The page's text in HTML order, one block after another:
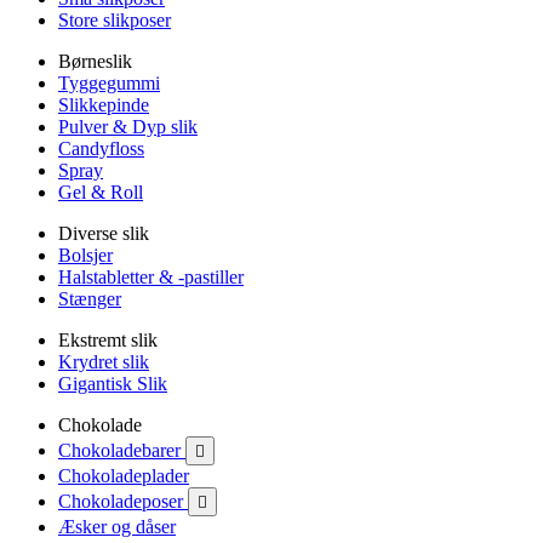
Store slikposer
Børneslik
Tyggegummi
Slikkepinde
Pulver & Dyp slik
Candyfloss
Spray
Gel & Roll
Diverse slik
Bolsjer
Halstabletter & -pastiller
Stænger
Ekstremt slik
Krydret slik
Gigantisk Slik
Chokolade
Chokoladebarer

Chokoladeplader
Chokoladeposer

Æsker og dåser